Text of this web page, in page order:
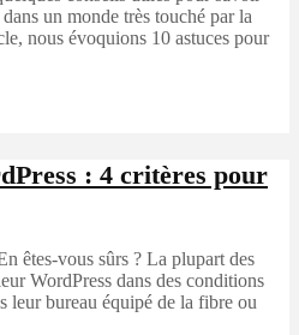
un monde très touché par la
nous évoquions 10 astuces pour
: 4 critères pour
êtes-vous sûrs ? La plupart des
WordPress dans des conditions
leur bureau équipé de la fibre ou